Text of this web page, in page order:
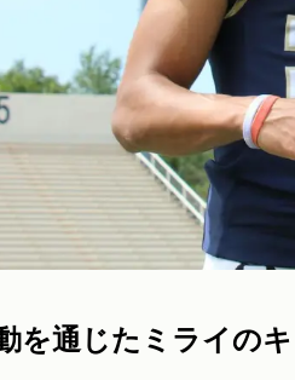
を通じたミライの